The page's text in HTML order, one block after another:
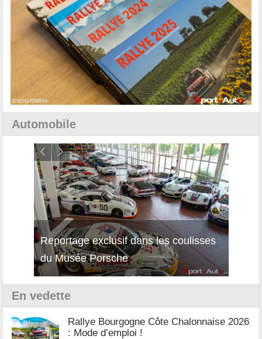
Automobile
Reportage exclusif dans les coulisses
du Musée Porsche
Découverte de la nouvelle Ferrari
12Cilindri Manuale
En vedette
Rallye Bourgogne Côte Chalonnaise 2026
: Mode d’emploi !